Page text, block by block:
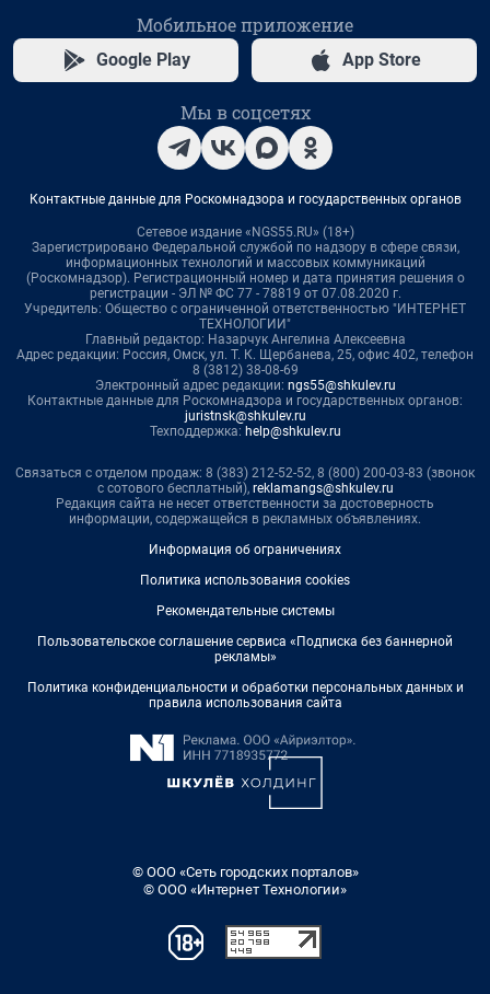
Мобильное приложение
Google Play App Store
Мы в соцсетях
Контактные данные для Роскомнадзора и государственных органов
Сетевое издание «NGS55.RU» (18+)
Зарегистрировано Федеральной службой по надзору в сфере связи,
информационных технологий и массовых коммуникаций
(Роскомнадзор). Регистрационный номер и дата принятия решения о
регистрации - ЭЛ № ФС 77 - 78819 от 07.08.2020 г.
Учредитель: Общество с ограниченной ответственностью "ИНТЕРНЕТ
ТЕХНОЛОГИИ"
Главный редактор: Назарчук Ангелина Алексеевна
Адрес редакции: Россия, Омск, ул. Т. К. Щербанева, 25, офис 402, телефон
8 (3812) 38-08-69
Электронный адрес редакции: ngs55@shkulev.ru
Контактные данные для Роскомнадзора и государственных органов:
juristnsk@shkulev.ru
Техподдержка: help@shkulev.ru
Связаться с отделом продаж: 8 (383) 212-52-52, 8 (800) 200-03-83 (звонок
с сотового бесплатный), reklamangs@shkulev.ru
Редакция сайта не несет ответственности за достоверность
информации, содержащейся в рекламных объявлениях.
Информация об ограничениях
Политика использования cookies
Рекомендательные системы
Пользовательское соглашение сервиса «Подписка без баннерной
рекламы»
Политика конфиденциальности и обработки персональных данных и
правила использования сайта
© ООО «Сеть городских порталов»
© ООО «Интернет Технологии»